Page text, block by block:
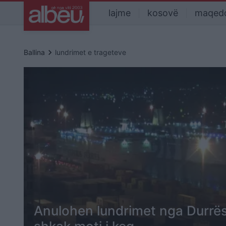
lajme kosovë
Ballina keyboard_arrow_right lundrimet e trageteve
Anulohen lundrimet nga